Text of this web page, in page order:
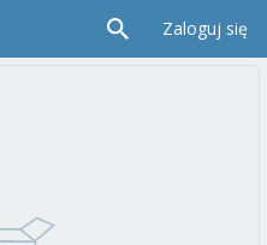
Zaloguj się